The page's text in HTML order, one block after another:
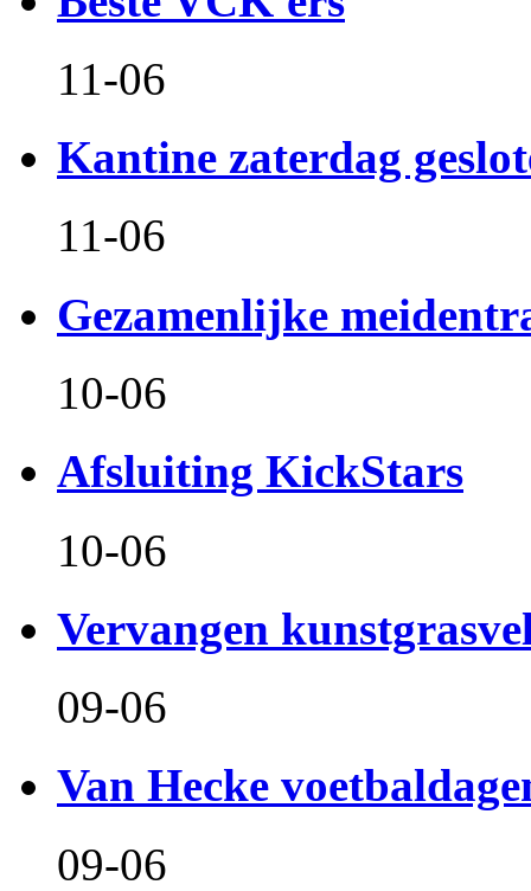
11-06
Kantine zaterdag
11-06
Gezamenlijke
10-06
Afsluiting KickStars
10-06
Vervangen
09-06
Van Hecke
09-06